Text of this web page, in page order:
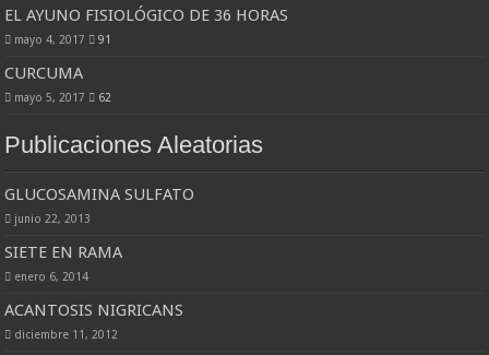
EL AYUNO FISIOLÓGICO DE 36 HORAS
mayo 4, 2017 91
CURCUMA
mayo 5, 2017 62
Publicaciones Aleatorias
GLUCOSAMINA SULFATO
junio 22, 2013
SIETE EN RAMA
enero 6, 2014
ACANTOSIS NIGRICANS
diciembre 11, 2012